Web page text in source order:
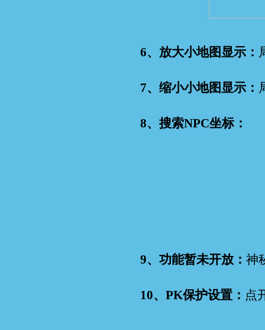
6、放大小地图显示：
7、缩小小地图显示：
8、搜索NPC坐标：
9、功能暂未开放： 神
10、PK保护设置： 点